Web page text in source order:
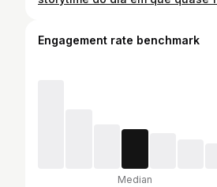
Engagement rate benchmark
Median